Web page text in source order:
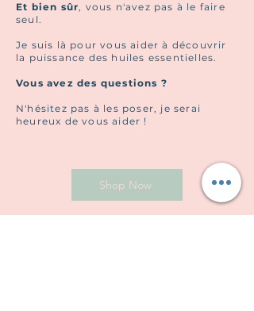
Et bien sûr, vous n'avez pas à le faire
seul.
Je suis là pour vous aider à découvrir
la puissance des huiles essentielles.
Vous avez des questions ?
N'hésitez pas à les poser, je serai
heureux de vous aider !
Shop Now